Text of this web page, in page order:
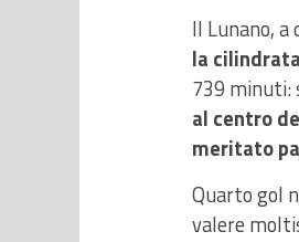
Il Lunano,
la
739 minuti:
al centro
meritato
Quarto gol
valere